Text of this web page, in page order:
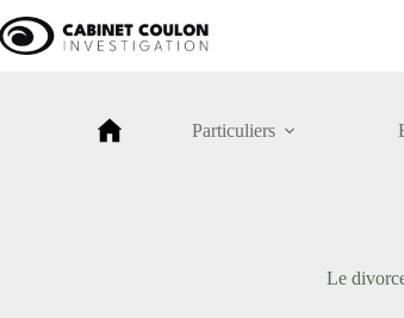
au
contenu
Particuliers
Le